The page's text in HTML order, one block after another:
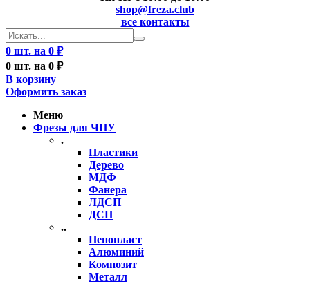
shop@freza.club
все контакты
0 шт. на 0 ₽
0 шт. на 0 ₽
В корзину
Оформить заказ
Меню
Фрезы для ЧПУ
.
Пластики
Дерево
МДФ
Фанера
ЛДСП
ДСП
..
Пенопласт
Алюминий
Композит
Металл